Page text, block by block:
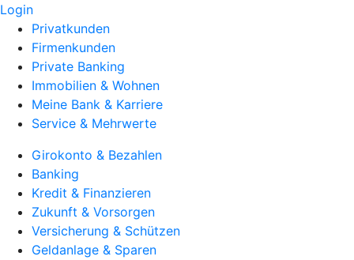
Login
Privatkunden
Firmenkunden
Private Banking
Immobilien & Wohnen
Meine Bank & Karriere
Service & Mehrwerte
Girokonto & Bezahlen
Banking
Kredit & Finanzieren
Zukunft & Vorsorgen
Versicherung & Schützen
Geldanlage & Sparen